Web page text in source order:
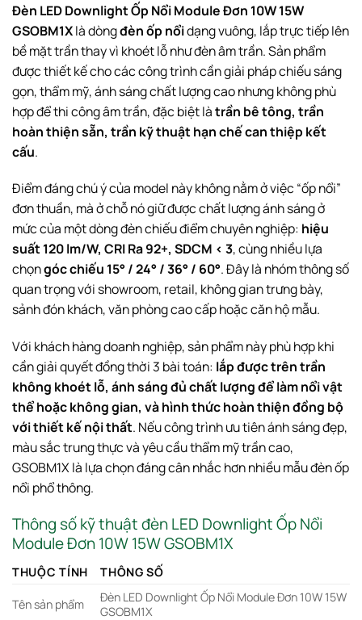
Đèn LED Downlight Ốp Nổi Module Đơn 10W 15W
GSOBM1Xlà dòngđèn ốp nổidạng vuông, lắp trực tiếp lên
bề mặt trần thay vì khoét lỗ như đèn âm trần. Sản phẩm
được thiết kế cho các công trình cần giải pháp chiếu sáng
gọn, thẩm mỹ, ánh sáng chất lượng cao nhưng không phù
hợp để thi công âm trần, đặc biệt làtrần bê tông, trần
hoàn thiện sẵn, trần kỹ thuật hạn chế can thiệp kết
cấu.
Điểm đáng chú ý của model này không nằm ở việc “ốp nổi”
đơn thuần, mà ở chỗ nó giữ được chất lượng ánh sáng ở
mức của một dòng đèn chiếu điểm chuyên nghiệp: hiệu
suất 120 lm/W, CRI Ra 92+, SDCM < 3, cùng nhiều lựa
chọngóc chiếu 15° / 24° / 36° / 60°. Đây là nhóm thông số
quan trọng với showroom, retail, không gian trưng bày,
sảnh đón khách, văn phòng cao cấp hoặc căn hộ mẫu.
Với khách hàng doanh nghiệp, sản phẩm này phù hợp khi
cần giải quyết đồng thời 3 bài toán: lắp được trên trần
không khoét lỗ, ánh sáng đủ chất lượng để làm nổi vật
thể hoặc không gian, và hình thức hoàn thiện đồng bộ
với thiết kế nội thất. Nếu công trình ưu tiên ánh sáng đẹp,
màu sắc trung thực và yêu cầu thẩm mỹ trần cao,
GSOBM1X là lựa chọn đáng cân nhắc hơn nhiều mẫu đèn ốp
nổi phổ thông.
Thông số kỹ thuật đèn LED Downlight Ốp Nổi
Module Đơn 10W 15W GSOBM1X
THUỘC TÍNH THÔNG SỐ
Tên sản phẩm
Đèn LED Downlight Ốp Nổi Module Đơn 10W 15W
GSOBM1X